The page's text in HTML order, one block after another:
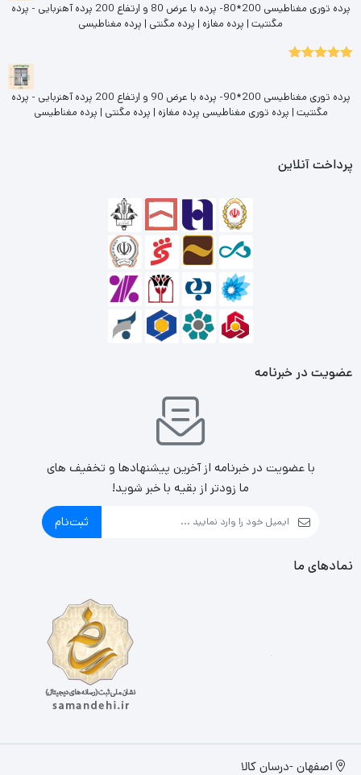
پرده توری مغناطیسی 200*80- پرده با عرض 80 و ارتفاع 200 پرده آهنربایی - پرده
مگنتیت | پرده مغازه | پرده مگنتی | پرده مغناطیسی
پرده توری مغناطیسی 200*90- پرده با عرض 90 و ارتفاع 200 پرده آهنربایی - پرده
مگنتیت | پرده توری مغناطیسی پرده مغازه | پرده مگنتی | پرده مغناطیسی
پرداخت آنلاین
عضویت در خبرنامه
با عضویت در خبرنامه از آخرین پیشنهادها و تخفیف های
ما زودتر از بقیه با خبر شوید!
ثبت‌نام
نمادهای ما
اصفهان -درسان کالا